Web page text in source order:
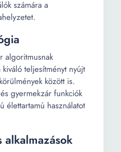
számára a
algoritmusnak
teljesítményt nyújt
között is.
gyermekzár funkciók
élettartamú használatot